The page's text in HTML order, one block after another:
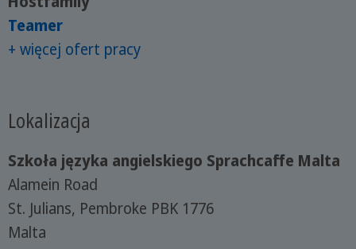
Teamer
+ więcej ofert pracy
Lokalizacja
Szkoła języka angielskiego Sprachcaffe Malta
Alamein Road
St. Julians, Pembroke PBK 1776
Malta